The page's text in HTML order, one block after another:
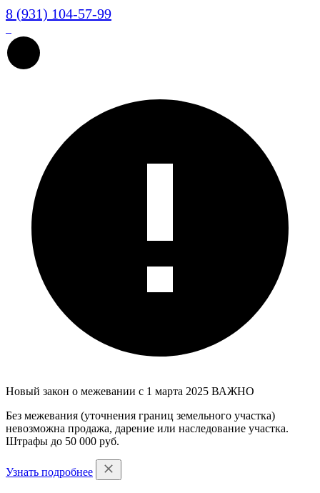
8 (931) 104-57-99
Новый закон о межевании с 1 марта 2025 ВАЖНО
Без межевания (уточнения границ земельного участка)
невозможна продажа, дарение или наследование участка.
Штрафы до 50 000 руб.
Узнать подробнее